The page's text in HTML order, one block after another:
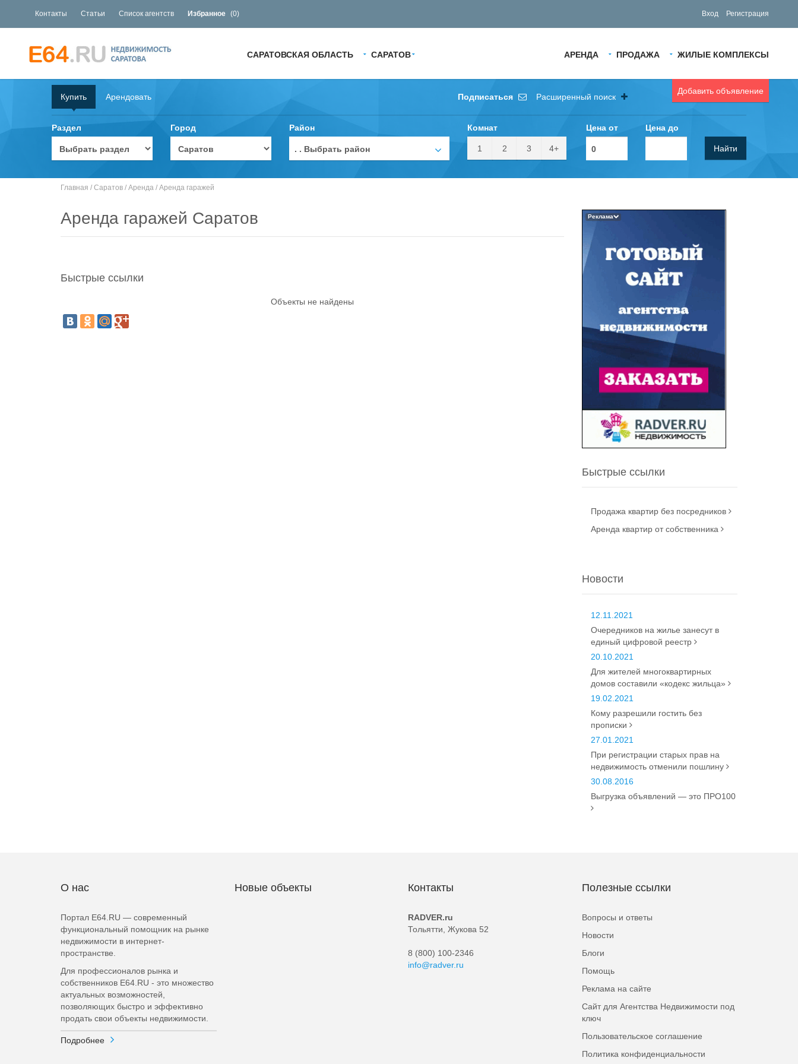
Контакты Статьи Список агентств Избранное (0) Вход Регистрация
АРЕНДА ПРОДАЖА ЖИЛЫЕ КОМПЛЕКСЫ
САРАТОВСКАЯ ОБЛАСТЬ САРАТОВ
Добавить объявление
Купить Арендовать Подписаться Расширенный поиск
Раздел Город Район
. . Выбрать район
Комнат
1 2 3 4+
Цена от Цена до
Найти
Главная / Саратов / Аренда / Аренда гаражей
Аренда гаражей Саратов
Быстрые ссылки
Объекты не найдены
Реклама
Быстрые ссылки
Продажа квартир без посредников
Аренда квартир от собственника
Новости
12.11.2021
Очередников на жилье занесут в
единый цифровой реестр
20.10.2021
Для жителей многоквартирных
домов составили «кодекс жильца»
19.02.2021
Кому разрешили гостить без
прописки
27.01.2021
При регистрации старых прав на
недвижимость отменили пошлину
30.08.2016
Выгрузка объявлений — это ПРО100
О нас
Портал E64.RU — современный
функциональный помощник на рынке
недвижимости в интернет-
пространстве.
Для профессионалов рынка и
собственников E64.RU - это множество
актуальных возможностей,
позволяющих быстро и эффективно
продать свои объекты недвижимости.
Подробнее
Новые объекты Контакты
RADVER.ru
Тольятти, Жукова 52
8 (800) 100-2346
info@radver.ru
Полезные ссылки
Вопросы и ответы
Новости
Блоги
Помощь
Реклама на сайте
Сайт для Агентства Недвижимости под
ключ
Пользовательское соглашение
Политика конфиденциальности